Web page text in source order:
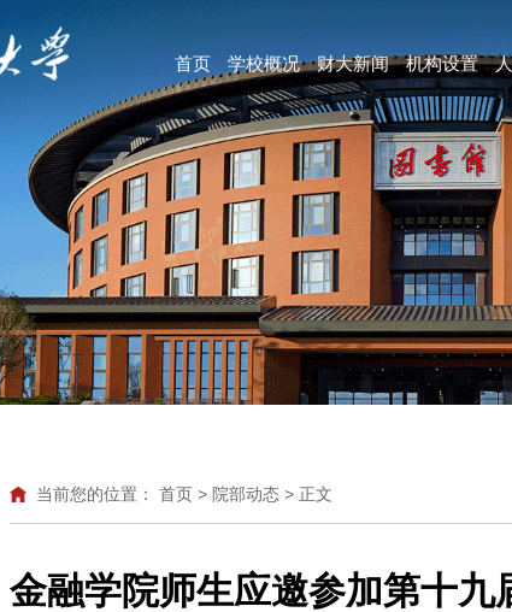
首页 学校概况 财大新闻 机构设置
当前您的位置： 首页 > 院部动态> 正文
金融学院师生应邀参加第十